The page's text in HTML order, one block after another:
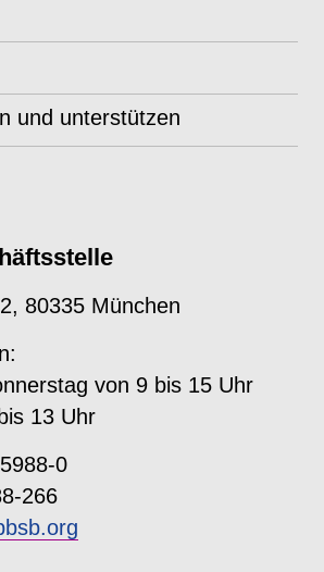
und unterstützen
80335 München
von 9 bis 15 Uhr
13 Uhr
0
266